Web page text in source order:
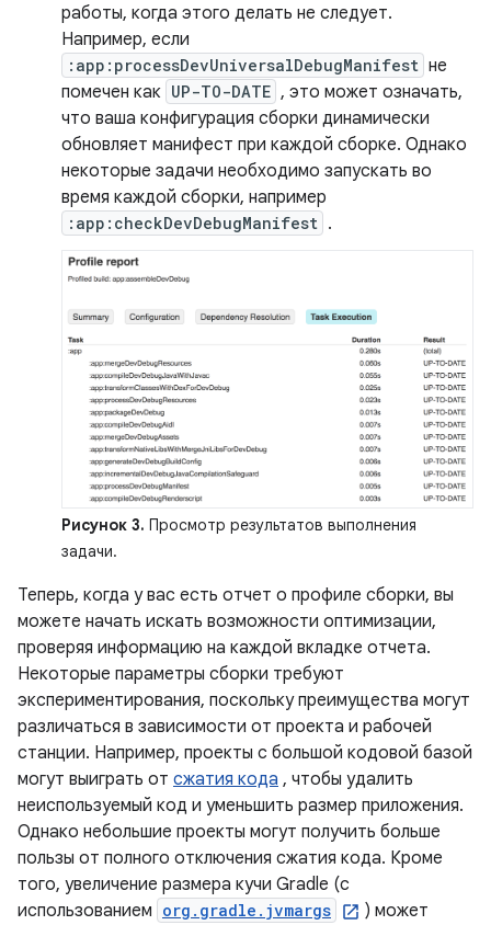
работы, когда этого делать не следует.
Например, если
:app:processDevUniversalDebugManifest не
помечен как UP-TO-DATE , это может означать,
что ваша конфигурация сборки динамически
обновляет манифест при каждой сборке. Однако
некоторые задачи необходимо запускать во
время каждой сборки, например
:app:checkDevDebugManifest .
Рисунок 3. Просмотр результатов выполнения
задачи.
Теперь, когда у вас есть отчет о профиле сборки, вы
можете начать искать возможности оптимизации,
проверяя информацию на каждой вкладке отчета.
Некоторые параметры сборки требуют
экспериментирования, поскольку преимущества могут
различаться в зависимости от проекта и рабочей
станции. Например, проекты с большой кодовой базой
могут выиграть от сжатия кода , чтобы удалить
неиспользуемый код и уменьшить размер приложения.
Однако небольшие проекты могут получить больше
пользы от полного отключения сжатия кода. Кроме
того, увеличение размера кучи Gradle (с
использованием org.gradle.jvmargs
) может